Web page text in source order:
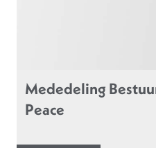
Mededeling
Peace